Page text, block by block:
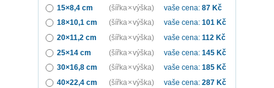
15×8,4 cm
(šířka × výška) vaše cena: 87 Kč
18×10,1 cm
(šířka × výška) vaše cena: 101 Kč
20×11,2 cm
(šířka × výška) vaše cena: 112 Kč
25×14 cm
(šířka × výška) vaše cena: 145 Kč
30×16,8 cm
(šířka × výška) vaše cena: 185 Kč
40×22,4 cm
(šířka × výška) vaše cena: 287 Kč